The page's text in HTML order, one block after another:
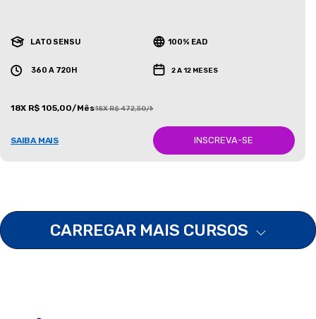
LATO SENSU 100% EAD
360 A 720H 2 A 12 MESES
18X R$ 105,00/Mês18X R$ 472,50/Mês
SAIBA MAIS INSCREVA-SE
CARREGAR MAIS CURSOS